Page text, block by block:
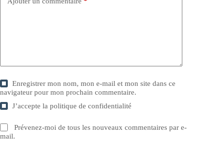
Enregistrer mon nom, mon e-mail et mon site dans ce
navigateur pour mon prochain commentaire.
J’accepte lapolitique de confidentialité
Prévenez-moi de tous les nouveaux commentaires par e-
mail.